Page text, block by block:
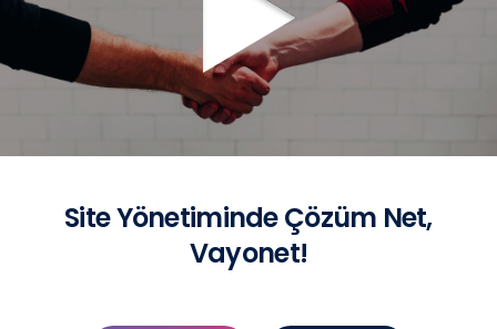
Site Yönetiminde Çözüm Net,
Vayonet!